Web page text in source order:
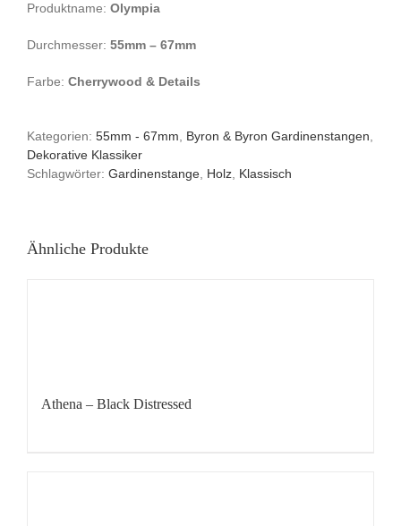
Produktname: Olympia
Durchmesser: 55mm – 67mm
Farbe: Cherrywood & Details
Kategorien: 55mm - 67mm Byron & Byron Gardinenstangen
Dekorative Klassiker
Schlagwörter: Gardinenstange Holz Klassisch
Ähnliche Produkte
Athena – Black Distressed